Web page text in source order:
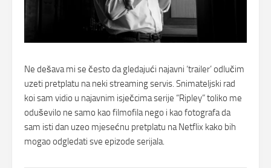
Ne dešava mi se često da gledajući najavni ‘trailer’ odlučim
uzeti pretplatu na neki streaming servis. Snimateljski rad
koi sam vidio u najavnim isječcima serije “Ripley” toliko me
oduševilo ne samo kao filmofila nego i kao fotografa da
sam isti dan uzeo mjesećnu pretplatu na Netflix kako bih
mogao odgledati sve epizode serijala.